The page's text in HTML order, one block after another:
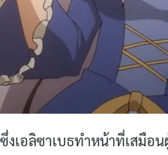
งเอลิซาเบธทำหน้าที่เสมื